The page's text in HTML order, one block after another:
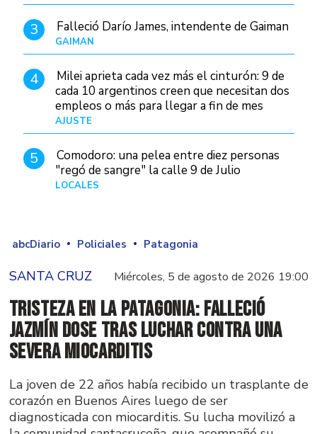
3 Falleció Darío James, intendente de Gaiman
GAIMAN
4
Milei aprieta cada vez más el cinturón: 9 de
cada 10 argentinos creen que necesitan dos
empleos o más para llegar a fin de mes
AJUSTE
5
Comodoro: una pelea entre diez personas
"regó de sangre" la calle 9 de Julio
LOCALES
abcDiario Policiales Patagonia
SANTA CRUZ Miércoles, 5 de agosto de 2026 19:00
Tristeza en la Patagonia: falleció
Jazmín Dose tras luchar contra una
severa miocarditis
La joven de 22 años había recibido un trasplante de
corazón en Buenos Aires luego de ser
diagnosticada con miocarditis. Su lucha movilizó a